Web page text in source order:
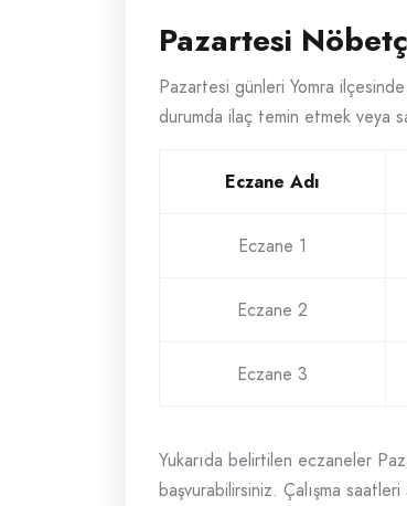
Pazartesi
Pazartesi günleri Yomra
durumda ilaç temin etmek veya
Eczane Adı
Eczane 1
Eczane 2
Eczane 3
Yukarıda belirtilen eczaneler
başvurabilirsiniz. Çalışma